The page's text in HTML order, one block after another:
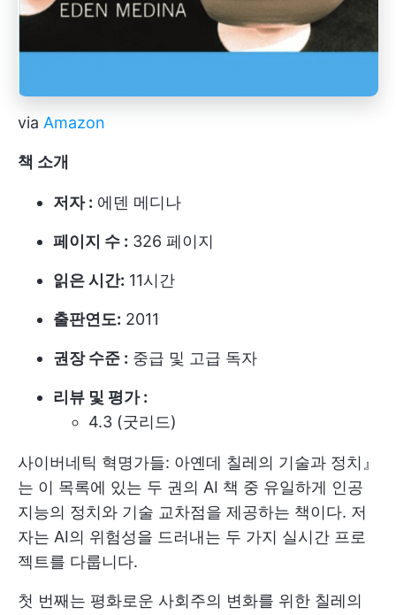
via Amazon
책 소개
저자 : 에덴 메디나
페이지 수 : 326 페이지
읽은 시간: 11시간
출판연도: 2011
권장 수준 : 중급 및 고급 독자
리뷰 및 평가 :
4.3 (굿리드)
사이버네틱 혁명가들: 아옌데 칠레의 기술과 정치』
는 이 목록에 있는 두 권의 AI 책 중 유일하게 인공
지능의 정치와 기술 교차점을 제공하는 책이다. 저
자는 AI의 위험성을 드러내는 두 가지 실시간 프로
젝트를 다룹니다.
첫 번째는 평화로운 사회주의 변화를 위한 칠레의